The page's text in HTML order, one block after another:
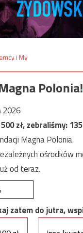
Polonia!
2026
zł, zebraliśmy:
Magna Polonia.
ośrodków
od teraz.
zatem do jutra,